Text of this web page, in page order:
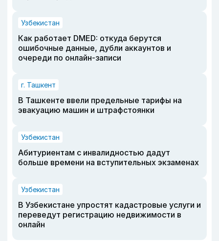
Узбекистан
Как работает DMED: откуда берутся
ошибочные данные, дубли аккаунтов и
очереди по онлайн-записи
г. Ташкент
В Ташкенте ввели предельные тарифы на
эвакуацию машин и штрафстоянки
Узбекистан
Абитуриентам с инвалидностью дадут
больше времени на вступительных экзаменах
Узбекистан
В Узбекистане упростят кадастровые услуги и
переведут регистрацию недвижимости в
онлайн